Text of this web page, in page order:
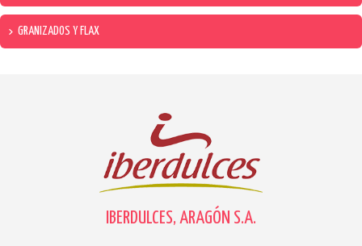
GRANIZADOS Y FLAX
IBERDULCES, ARAGÓN S.A.